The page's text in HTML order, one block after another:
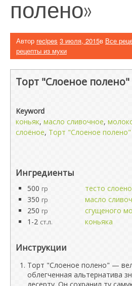
полено»
Автор recipes 3 июля, 2015в Все
рецепты из муки
Торт "Слоеное полено"
Keyword
коньяк, масло сливочное,
слоёное, Торт "Слоеное полено"
Ингредиенты
500 гр
тесто
350 гр
масло
250 гр
сгущеного
1-2 ст.л. коньяка
Инструкции
Торт "Слоеное полено" —
облегченная альтернатива